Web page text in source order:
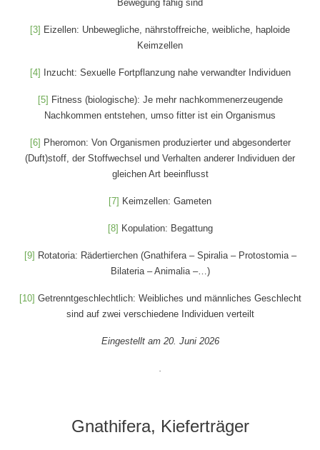
Bewegung fähig sind
[3] Eizellen: Unbewegliche, nährstoffreiche, weibliche, haploide
Keimzellen
[4] Inzucht: Sexuelle Fortpflanzung nahe verwandter Individuen
[5] Fitness (biologische): Je mehr nachkommenerzeugende
Nachkommen entstehen, umso fitter ist ein Organismus
[6] Pheromon: Von Organismen produzierter und abgesonderter
(Duft)stoff, der Stoffwechsel und Verhalten anderer Individuen der
gleichen Art beeinflusst
[7] Keimzellen: Gameten
[8] Kopulation: Begattung
[9] Rotatoria: Rädertierchen (Gnathifera – Spiralia – Protostomia –
Bilateria – Animalia –…)
[10] Getrenntgeschlechtlich: Weibliches und männliches Geschlecht
sind auf zwei verschiedene Individuen verteilt
Eingestellt am 20. Juni 2026
Gnathifera, Kieferträger